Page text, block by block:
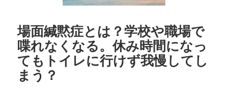
場面緘黙症とは？学校や職場で
喋れなくなる。休み時間になっ
てもトイレに行けず我慢してし
まう？